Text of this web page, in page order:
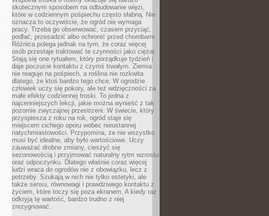
skutecznym sposobem na odbudowanie więzi,
które w codziennym pośpiechu często słabną. Nie
oznacza to oczywiście, że ogród nie wymaga
pracy. Trzeba go obserwować, czasem przyciąć,
podlać, przesadzić albo ochronić przed chorobami.
Różnica polega jednak na tym, że coraz więcej
osób przestaje traktować te czynności jako ciężar.
Stają się one rytuałem, który porządkuje tydzień i
daje poczucie kontaktu z czymś trwałym. Ziemia
nie reaguje na pośpiech, a roślina nie rozkwita
dlatego, że ktoś bardzo tego chce. W ogrodzie
człowiek uczy się pokory, ale też wdzięczności za
małe efekty codziennej troski. To jedna z
najcenniejszych lekcji, jakie można wynieść z tak
pozornie zwyczajnej przestrzeni. W świecie, który
przyspiesza z roku na rok, ogród staje się
miejscem cichego oporu wobec nieustannej
natychmiastowości. Przypomina, że nie wszystko
musi być idealne, aby było wartościowe. Uczy
zauważać drobne zmiany, cieszyć się
sezonowością i przyjmować naturalny rytm wzrostu
oraz odpoczynku. Dlatego właśnie coraz więcej
ludzi wraca do ogrodów nie z obowiązku, lecz z
potrzeby. Szukają w nich nie tylko estetyki, ale
także sensu, równowagi i prawdziwego kontaktu z
życiem, które toczy się poza ekranem. A kiedy raz
odkryją tę wartość, bardzo trudno z niej
zrezygnować.